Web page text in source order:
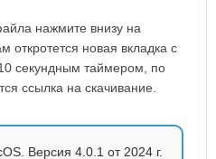
нажмите внизу на
откротется новая вкладка с
секундным таймером, по
ссылка на скачивание.
Версия 4.0.1 от 2024 г.